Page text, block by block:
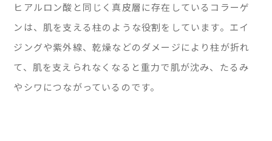
ヒアルロン酸と同じく真皮層に存在しているコラーゲ
ンは、肌を支える柱のような役割をしています。エイ
ジングや紫外線、乾燥などのダメージにより柱が折れ
て、肌を支えられなくなると重力で肌が沈み、たるみ
やシワにつながっているのです。